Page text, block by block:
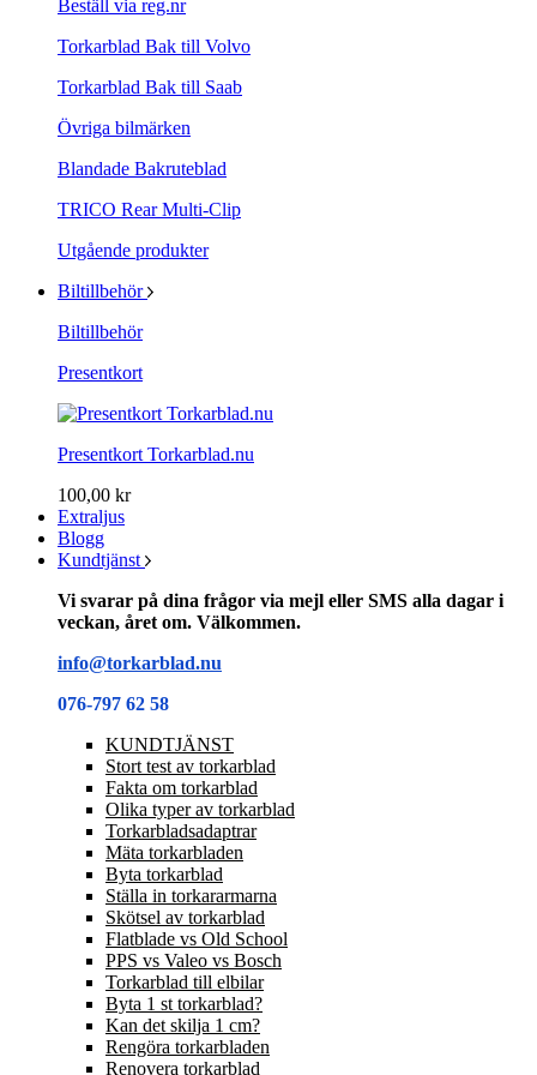
Beställ via reg.nr
Torkarblad Bak till Volvo
Torkarblad Bak till Saab
Övriga bilmärken
Blandade Bakruteblad
TRICO Rear Multi-Clip
Utgående produkter
Biltillbehör
Biltillbehör
Presentkort
Presentkort Torkarblad.nu
100,00 kr
Extraljus
Blogg
Kundtjänst
Vi svarar på dina frågor via mejl eller SMS alla dagar i
veckan, året om. Välkommen.
info@torkarblad.nu
076-797 62 58
KUNDTJÄNST
Stort test av torkarblad
Fakta om torkarblad
Olika typer av torkarblad
Torkarbladsadaptrar
Mäta torkarbladen
Byta torkarblad
Ställa in torkararmarna
Skötsel av torkarblad
Flatblade vs Old School
PPS vs Valeo vs Bosch
Torkarblad till elbilar
Byta 1 st torkarblad?
Kan det skilja 1 cm?
Rengöra torkarbladen
Renovera torkarblad